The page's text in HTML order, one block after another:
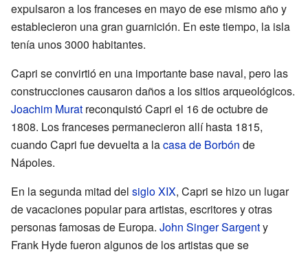
expulsaron a los franceses en mayo de ese mismo año y
establecieron una gran guarnición. En este tiempo, la isla
tenía unos 3000 habitantes.
Capri se convirtió en una importante base naval, pero las
construcciones causaron daños a los sitios arqueológicos.
Joachim Murat reconquistó Capri el 16 de octubre de
1808. Los franceses permanecieron allí hasta 1815,
cuando Capri fue devuelta a lacasa de Borbón de
Nápoles.
En la segunda mitad del siglo XIX, Capri se hizo un lugar
de vacaciones popular para artistas, escritores y otras
personas famosas de Europa. John Singer Sargenty
Frank Hyde fueron algunos de los artistas que se